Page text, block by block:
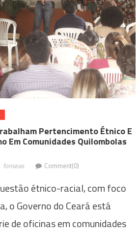
Pertencimento Étnico E
Em Comunidades Quilombolas
fonseas Comment(0)
étnico-racial, com foco
o Governo do Ceará está
de oficinas em comunidades